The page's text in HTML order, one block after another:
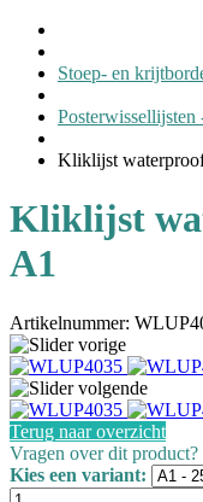
Stoep- en
Posterwissellijsten
Kliklijst
Kliklijst
A1
Artikelnummer:
Terug naar overzicht
Vragen over dit product?
Kies een variant: